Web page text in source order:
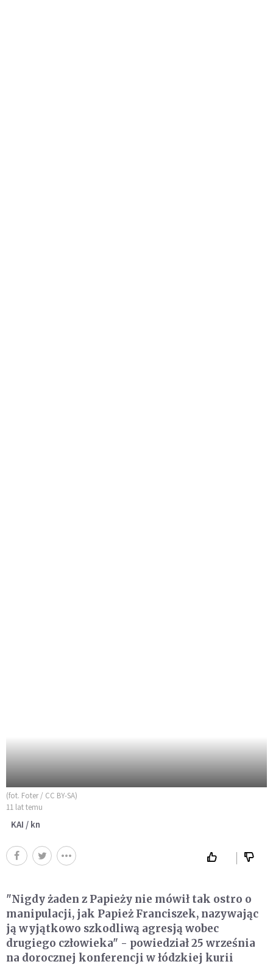
(fot. Foter / CC BY-SA)
11 lat temu
KAI / kn
"Nigdy żaden z Papieży nie mówił tak ostro o
manipulacji, jak Papież Franciszek, nazywając
ją wyjątkowo szkodliwą agresją wobec
drugiego człowieka" - powiedział 25 września
na dorocznej konferencji w łódzkiej kurii